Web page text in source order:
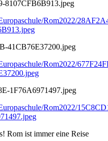
8107CFB6B913.jpeg
Rom2022/
41CB76E37200.jpeg
Rom2022/
1F76A6971497.jpeg
Rom2022/
Rom ist immer eine Reise